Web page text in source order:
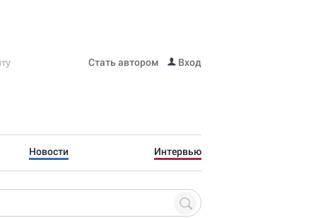
Стать автором Вход
Новости Интервью